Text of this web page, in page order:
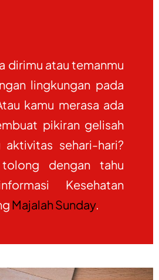
dirimu atau temanmu
lingkungan pada
kamu merasa ada
pikiran gelisah
sehari-hari?
dengan tahu
Kesehatan
Majalah Sunday.